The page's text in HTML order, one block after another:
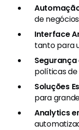
de
Interface
tanto para
políticas
Soluções
para
Analytics